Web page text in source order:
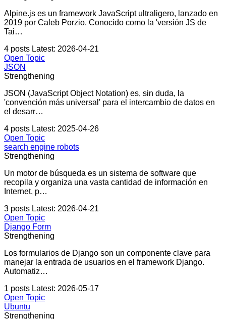
Alpine.js es un framework JavaScript ultraligero, lanzado en
2019 por Caleb Porzio. Conocido como la 'versión JS de
Tai…
4 posts Latest: 2026-04-21
Open Topic
JSON
Strengthening
JSON (JavaScript Object Notation) es, sin duda, la
'convención más universal' para el intercambio de datos en
el desarr…
4 posts Latest: 2025-04-26
Open Topic
search engine robots
Strengthening
Un motor de búsqueda es un sistema de software que
recopila y organiza una vasta cantidad de información en
Internet, p…
3 posts Latest: 2026-04-21
Open Topic
Django Form
Strengthening
Los formularios de Django son un componente clave para
manejar la entrada de usuarios en el framework Django.
Automatiz…
1 posts Latest: 2026-05-17
Open Topic
Ubuntu
Strengthening